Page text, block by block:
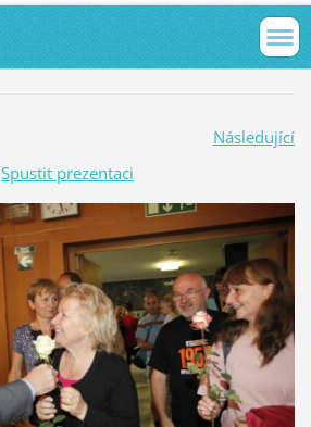
Následující
Spustit prezentaci